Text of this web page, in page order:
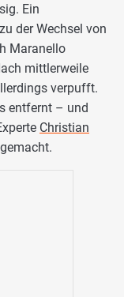
Ein
der Wechsel von
Maranello
mittlerweile
verpufft.
entfernt – und
Christian